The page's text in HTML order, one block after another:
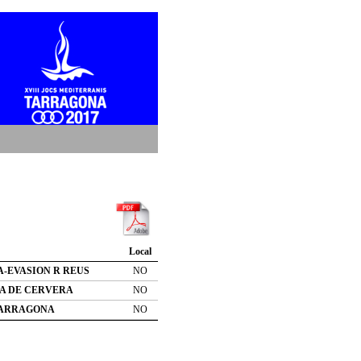
Local
EVASION R REUS
NO
DE CERVERA
NO
NO